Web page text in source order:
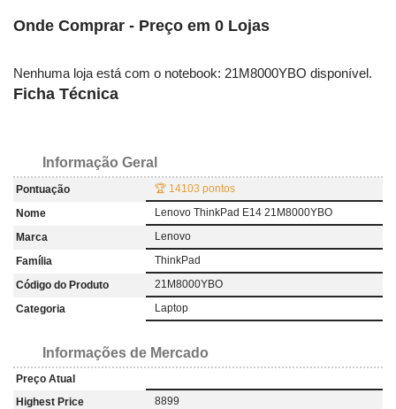
Onde Comprar - Preço em 0 Lojas
Nenhuma loja está com o notebook: 21M8000YBO disponível.
Ficha Técnica
Informação Geral
Pontuação
🏆 14103 pontos
Nome
Lenovo ThinkPad E14 21M8000YBO
Marca
Lenovo
Família
ThinkPad
Código do Produto
21M8000YBO
Categoria
Laptop
Informações de Mercado
Preço Atual
Highest Price
8899